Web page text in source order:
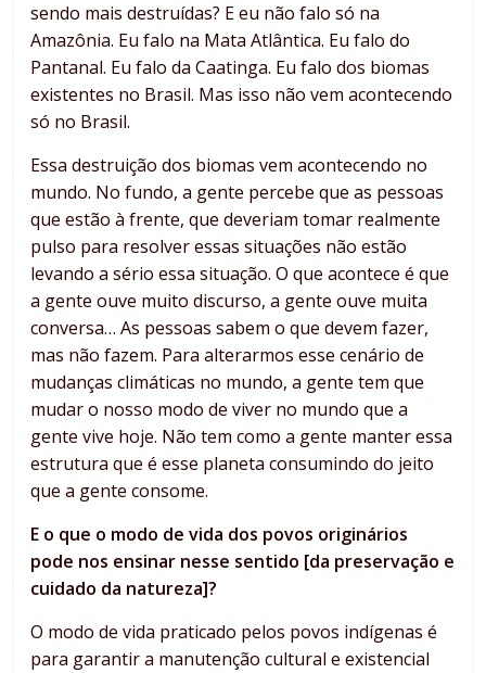
sendo mais destruídas? E eu não falo só na
Amazônia. Eu falo na Mata Atlântica. Eu falo do
Pantanal. Eu falo da Caatinga. Eu falo dos biomas
existentes no Brasil. Mas isso não vem acontecendo
só no Brasil.
Essa destruição dos biomas vem acontecendo no
mundo. No fundo, a gente percebe que as pessoas
que estão à frente, que deveriam tomar realmente
pulso para resolver essas situações não estão
levando a sério essa situação. O que acontece é que
a gente ouve muito discurso, a gente ouve muita
conversa… As pessoas sabem o que devem fazer,
mas não fazem. Para alterarmos esse cenário de
mudanças climáticas no mundo, a gente tem que
mudar o nosso modo de viver no mundo que a
gente vive hoje. Não tem como a gente manter essa
estrutura que é esse planeta consumindo do jeito
que a gente consome.
E o que o modo de vida dos povos originários
pode nos ensinar nesse sentido [da preservação e
cuidado da natureza]?
O modo de vida praticado pelos povos indígenas é
para garantir a manutenção cultural e existencial